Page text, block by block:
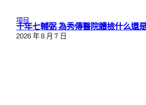
項目
十年七輔弼 為秀傳醫院體檢什么還
2026 年 8 月 7 日